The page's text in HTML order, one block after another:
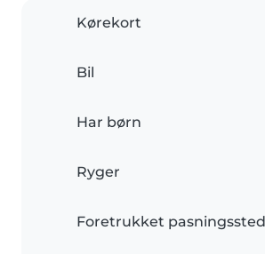
Kørekort
Bil
Har børn
Ryger
Foretrukket pasningssted